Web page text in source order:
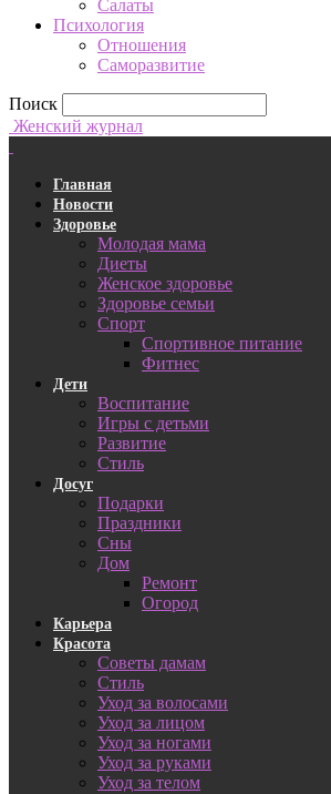
Салаты
Психология
Отношения
Саморазвитие
Поиск
Женский журнал
Главная
Новости
Здоровье
Молодая мама
Диеты
Женское здоровье
Здоровье семьи
Спорт
Спортивное питание
Фитнес
Дети
Воспитание
Игры с детьми
Развитие
Стиль
Досуг
Подарки
Праздники
Сны
Дом
Ремонт
Огород
Карьера
Красота
Советы дамам
Стиль
Уход за волосами
Уход за лицом
Уход за ногами
Уход за руками
Уход за телом